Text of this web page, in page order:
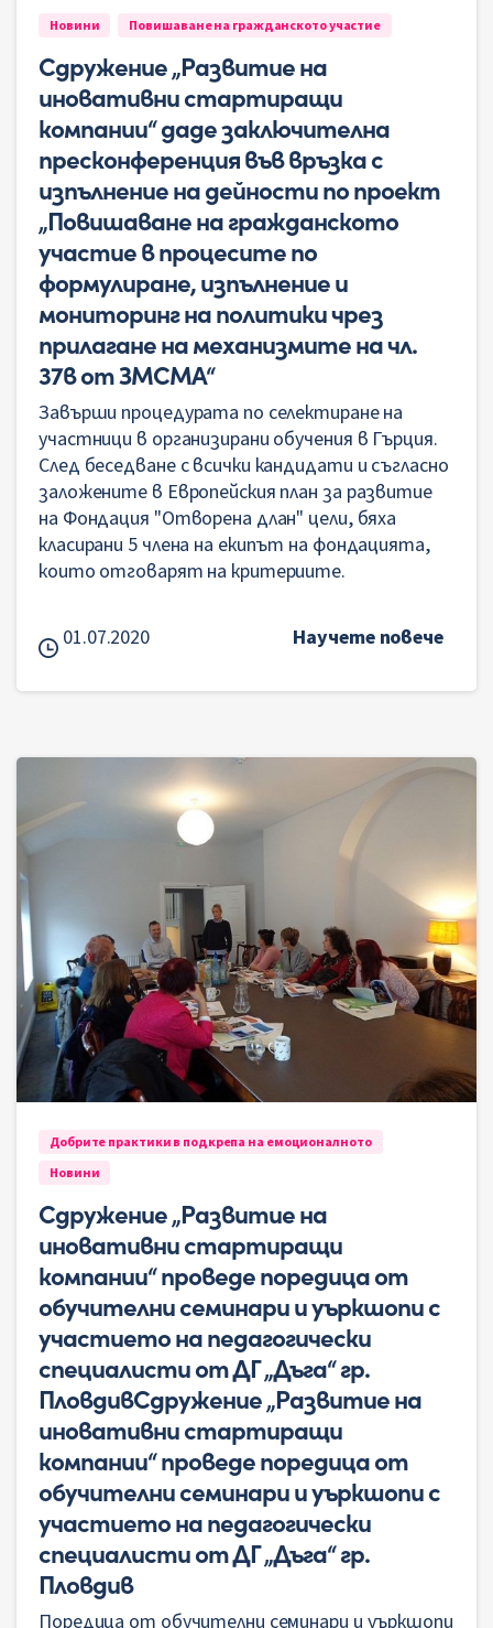
Новини Повишаване на гражданското участие
Сдружение „Развитие на
иновативни стартиращи
компании“ даде заключителна
пресконференция във връзка с
изпълнение на дейности по проект
„Повишаване на гражданското
участие в процесите по
формулиране, изпълнение и
мониторинг на политики чрез
прилагане на механизмите на чл.
37в от ЗМСМА“
Завърши процедурата по селектиране на
участници в организирани обучения в Гърция.
След беседване с всички кандидати и съгласно
заложените в Европейския план за развитие
на Фондация "Отворена длан" цели, бяха
класирани 5 члена на екипът на фондацията,
които отговарят на критериите.
01.07.2020 Научете повече
Добрите практики в подкрепа на емоционалното
Новини
Сдружение „Развитие на
иновативни стартиращи
компании“ проведе поредица от
обучителни семинари и уъркшопи с
участието на педагогически
специалисти от ДГ „Дъга“ гр.
ПловдивСдружение „Развитие на
иновативни стартиращи
компании“ проведе поредица от
обучителни семинари и уъркшопи с
участието на педагогически
специалисти от ДГ „Дъга“ гр.
Пловдив
Поредица от обучителни семинари и уъркшопи